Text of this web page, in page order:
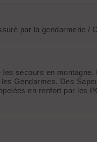
par la gendarmerie /
secours en
Gendarmes. Des
en renfort par